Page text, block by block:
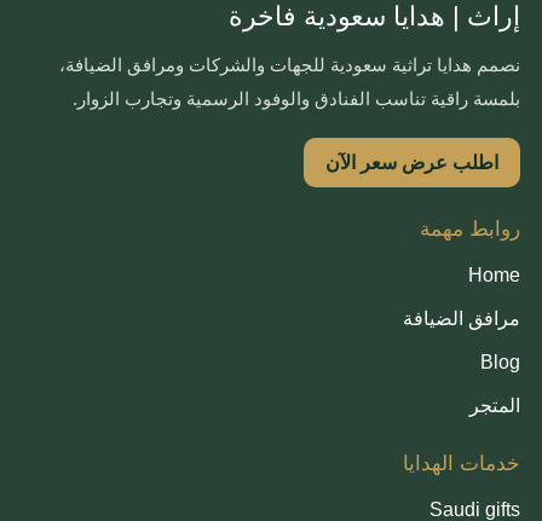
إراث | هدايا سعودية فاخرة
نصمم هدايا تراثية سعودية للجهات والشركات ومرافق الضيافة،
بلمسة راقية تناسب الفنادق والوفود الرسمية وتجارب الزوار.
اطلب عرض سعر الآن
روابط مهمة
Home
مرافق الضيافة
Blog
المتجر
خدمات الهدايا
Saudi gifts